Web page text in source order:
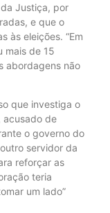
Justiça, por
e que o
às eleições. “Em
mais de 15
abordagens não
que investiga o
acusado de
o governo do
servidor da
reforçar as
teria
um lado”